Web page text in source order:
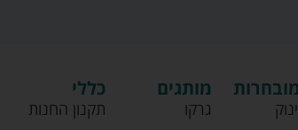
מותגים
גרקו
כללי
תקנון החנות